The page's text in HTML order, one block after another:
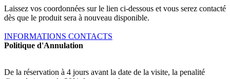
Laissez vos coordonnées sur le lien ci-dessous et vous serez contacté
dès que le produit sera à nouveau disponible.
INFORMATIONS CONTACTS
Politique d'Annulation
De la réservation à 4 jours avant la date de la visite, la penalité